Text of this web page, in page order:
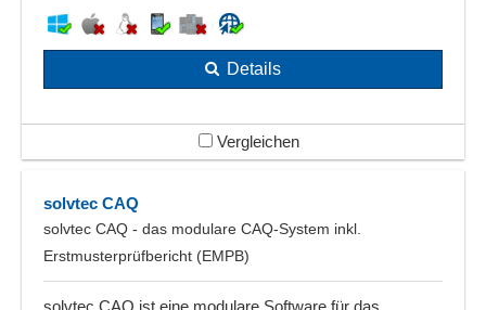
Details
Vergleichen
solvtec CAQ
solvtec CAQ - das modulare CAQ-System inkl.
Erstmusterprüfbericht (EMPB)